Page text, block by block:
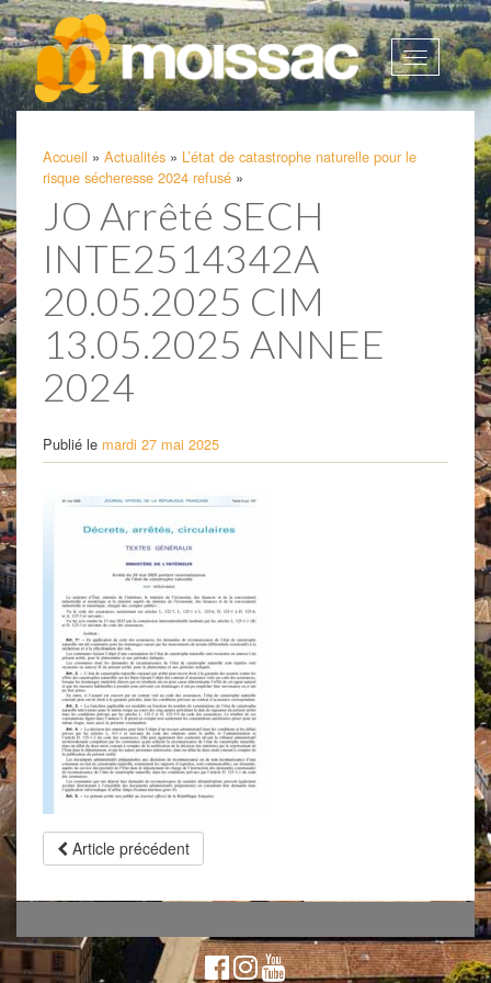
Afficher
la
Accueil » Actualités » L’état de catastrophe naturelle pour le
risque sécheresse 2024 refusé »
JO Arrêté SECH
INTE2514342A
20.05.2025 CIM
13.05.2025 ANNEE
2024
Publié le mardi 27 mai 2025
Article précédent